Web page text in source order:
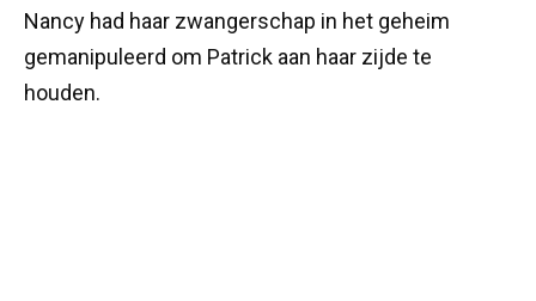
Nancy had haar zwangerschap in het geheim
gemanipuleerd om Patrick aan haar zijde te
houden.